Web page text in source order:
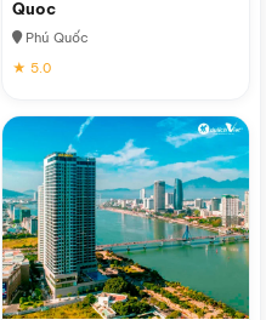
Quoc
Phú Quốc
★ 5.0